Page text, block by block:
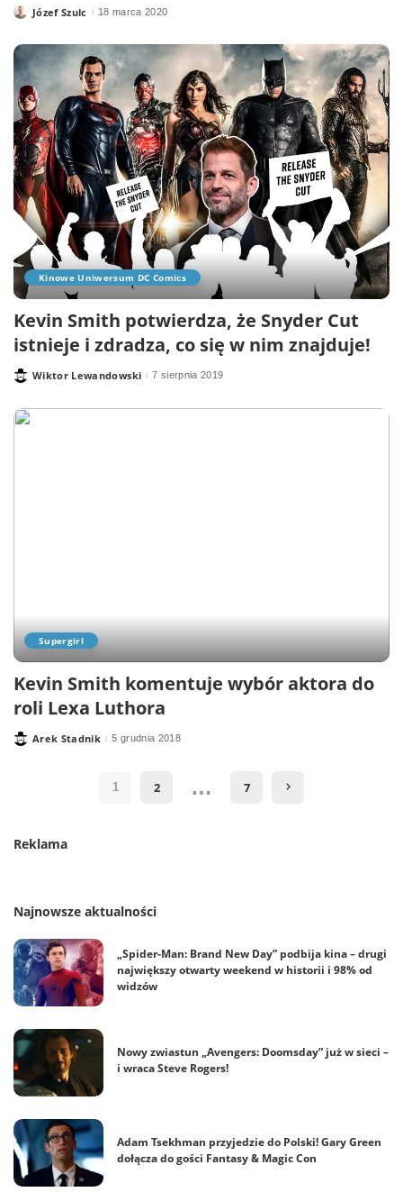
PostedJózef Szulc 18 marca 2020
Kinowe Uniwersum DC Comics
Kevin Smith potwierdza, że Snyder Cut
istnieje i zdradza, co się w nim znajduje!
PostedWiktor Lewandowski 7 sierpnia 2019
Supergirl
Kevin Smith komentuje wybór aktora do
roli Lexa Luthora
PostedArek Stadnik 5 grudnia 2018
1 2 … 7
Reklama
Najnowsze aktualności
„Spider-Man: Brand New Day” podbija kina – drugi
największy otwarty weekend w historii i 98% od
widzów
Nowy zwiastun „Avengers: Doomsday” już w sieci –
i wraca Steve Rogers!
Adam Tsekhman przyjedzie do Polski! Gary Green
dołącza do gości Fantasy & Magic Con